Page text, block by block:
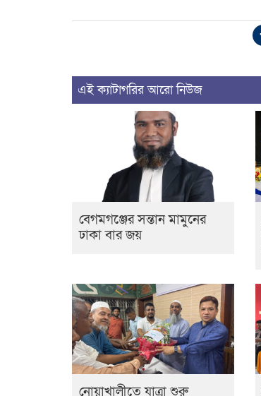
এই ক্যাটাগরির আরো নিউজ
বেগমগঞ্জের সন্তান মামুনের
ঢাকা বার জয়
নোয়াখালীতে যাত্রা শুরু